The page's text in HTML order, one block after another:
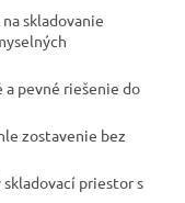
skladovanie
a pevné riešenie do
zostavenie bez
priestor s